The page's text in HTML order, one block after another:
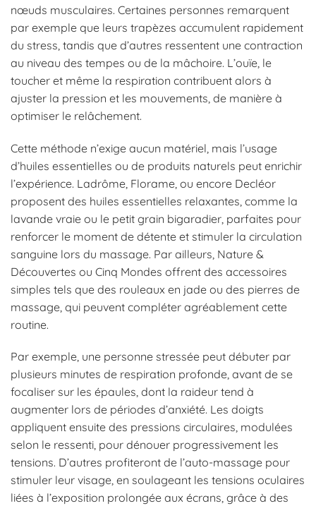
nœuds musculaires. Certaines personnes remarquent
par exemple que leurs trapèzes accumulent rapidement
du stress, tandis que d’autres ressentent une contraction
au niveau des tempes ou de la mâchoire. L’ouïe, le
toucher et même la respiration contribuent alors à
ajuster la pression et les mouvements, de manière à
optimiser le relâchement.
Cette méthode n’exige aucun matériel, mais l’usage
d’huiles essentielles ou de produits naturels peut enrichir
l’expérience. Ladrôme, Florame, ou encore Decléor
proposent des huiles essentielles relaxantes, comme la
lavande vraie ou le petit grain bigaradier, parfaites pour
renforcer le moment de détente et stimuler la circulation
sanguine lors du massage. Par ailleurs, Nature &
Découvertes ou Cinq Mondes offrent des accessoires
simples tels que des rouleaux en jade ou des pierres de
massage, qui peuvent compléter agréablement cette
routine.
Par exemple, une personne stressée peut débuter par
plusieurs minutes de respiration profonde, avant de se
focaliser sur les épaules, dont la raideur tend à
augmenter lors de périodes d’anxiété. Les doigts
appliquent ensuite des pressions circulaires, modulées
selon le ressenti, pour dénouer progressivement les
tensions. D’autres profiteront de l’auto-massage pour
stimuler leur visage, en soulageant les tensions oculaires
liées à l’exposition prolongée aux écrans, grâce à des